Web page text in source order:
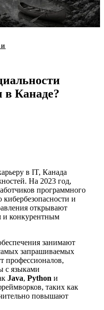
в Канаде?
в IT, Канада
На 2023 год,
программного
кибербезопасности и
открывают
и конкурентным
занимают
запрашиваемых
профессионалов,
с языками
Java, Python и
таких как
повышают